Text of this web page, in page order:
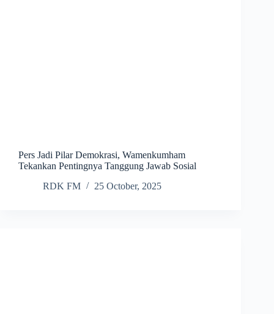
Pers Jadi Pilar Demokrasi, Wamenkumham
Tekankan Pentingnya Tanggung Jawab Sosial
RDK FM
25 October, 2025